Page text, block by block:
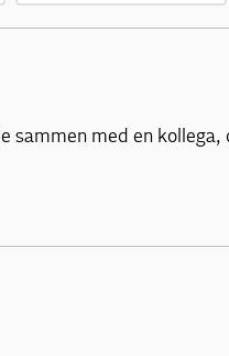
sammen med en